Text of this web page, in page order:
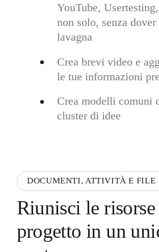
YouTube,
non solo, senza
lavagna
Crea brevi video e
le tue informazioni
Crea modelli comuni
cluster di idee
DOCUMENTI, ATTIVITÀ E FILE
Riunisci le risorse
progetto in un